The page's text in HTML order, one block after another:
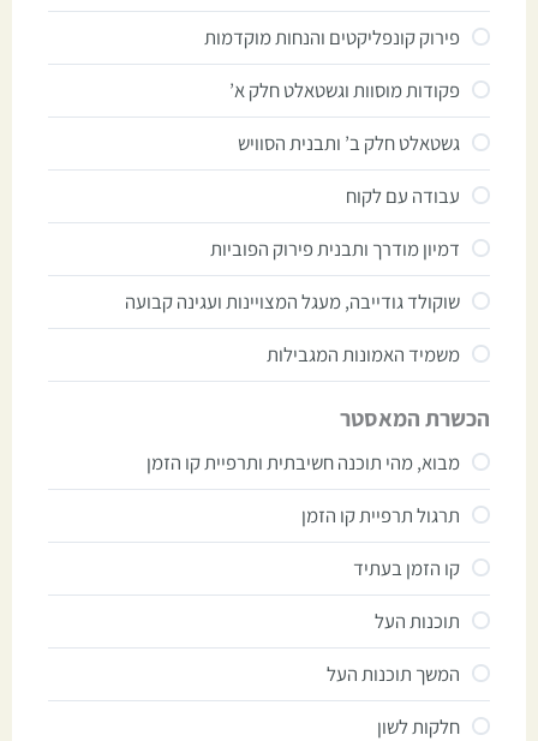
פירוק קונפליקטים והנחות מוקדמות
פקודות מוסוות וגשטאלט חלק א’
גשטאלט חלק ב’ ותבנית הסוויש
עבודה עם לקוח
דמיון מודרך ותבנית פירוק הפוביות
שוקולד גודייבה, מעגל המצויינות ועגינה קבועה
משמיד האמונות המגבילות
הכשרת המאסטר
מבוא, מהי תוכנה חשיבתית ותרפיית קו הזמן
תרגול תרפיית קו הזמן
קו הזמן בעתיד
תוכנות העל
המשך תוכנות העל
חלקות לשון